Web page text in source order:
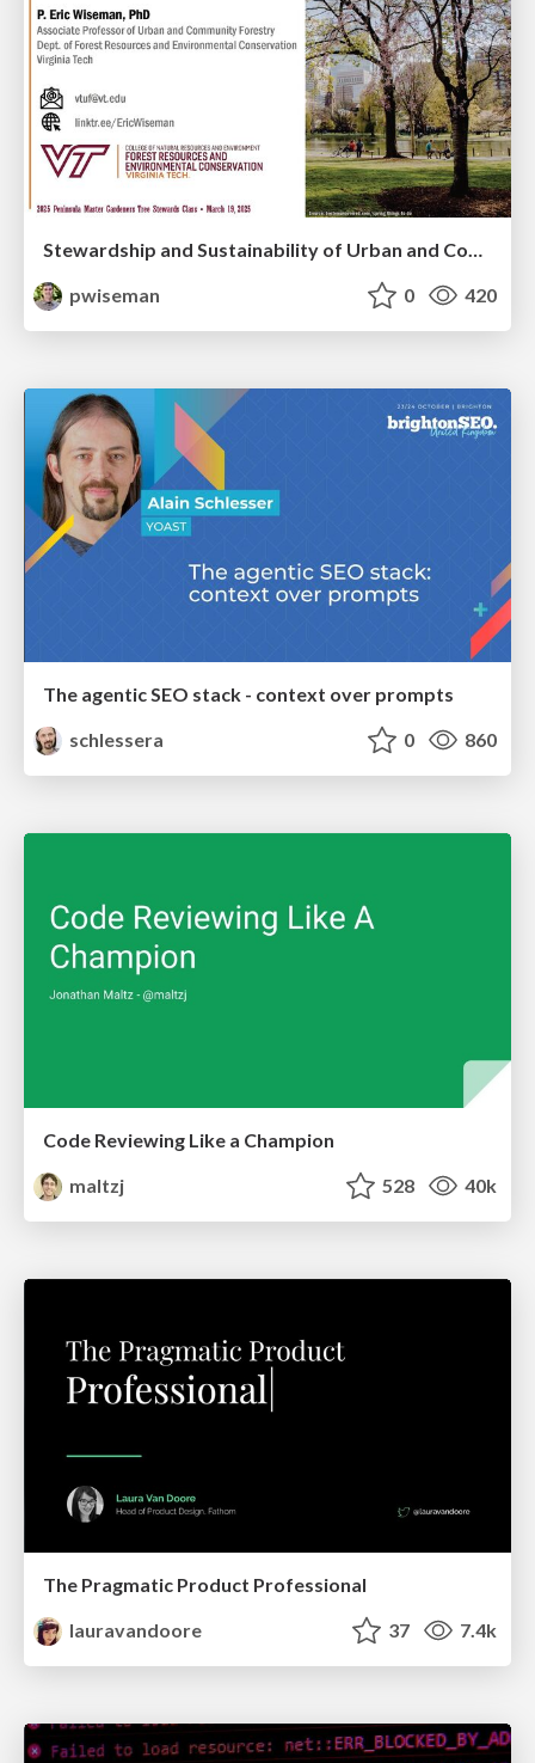
Stewardship and Sustainability of Urban and Community Forests
pwiseman
0 420
The agentic SEO stack - context over prompts
schlessera
0 860
Code Reviewing Like a Champion
maltzj
528 40k
The Pragmatic Product Professional
lauravandoore
37 7.4k